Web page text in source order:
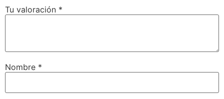
Tu valoración *
Nombre *